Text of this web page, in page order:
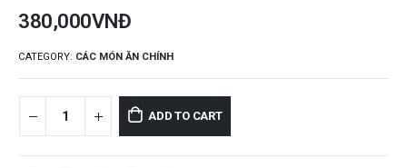
380,000VNĐ
CATEGORY: CÁC MÓN ĂN CHÍNH
ADD TO CART